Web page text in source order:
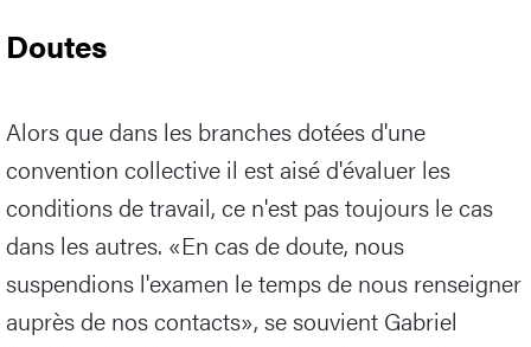
Doutes
Alors que dans les branches dotées d'une
convention collective il est aisé d'évaluer les
conditions de travail, ce n'est pas toujours le cas
dans les autres. «En cas de doute, nous
suspendions l'examen le temps de nous renseigner
auprès de nos contacts», se souvient Gabriel